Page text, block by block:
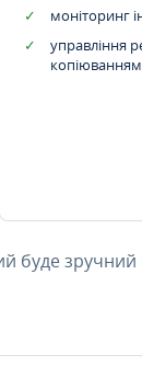
моніторинг
управління
копіюванням
буде